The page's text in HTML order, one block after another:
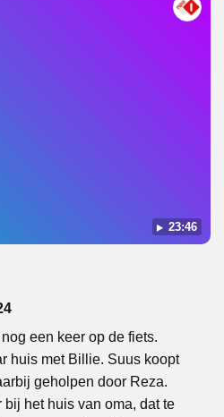
23:46
een keer op de fiets.
huis met Billie. Suus koopt
geholpen door Reza.
bij het huis van oma, dat te